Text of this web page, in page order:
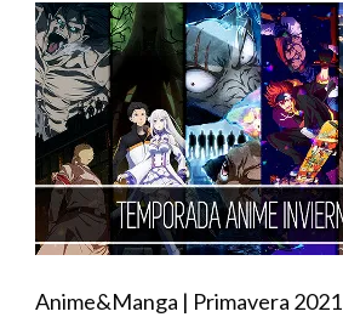
Anime&Manga | Primavera 2021